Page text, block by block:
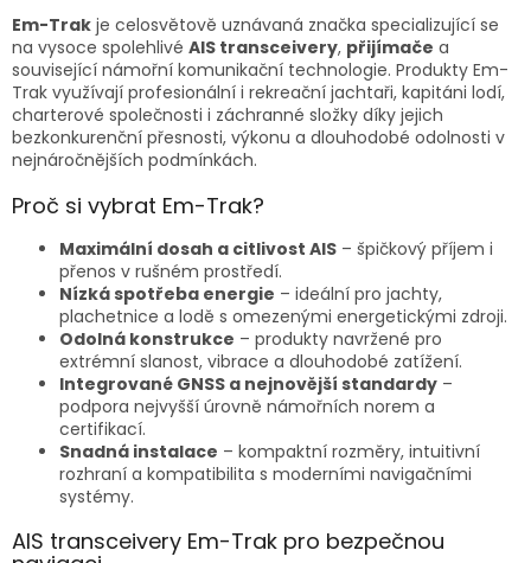
Em-Trak je celosvětově uznávaná značka specializující se
na vysoce spolehlivé AIS transceivery, přijímače a
související námořní komunikační technologie. Produkty Em-
Trak využívají profesionální i rekreační jachtaři, kapitáni lodí,
charterové společnosti i záchranné složky díky jejich
bezkonkurenční přesnosti, výkonu a dlouhodobé odolnosti v
nejnáročnějších podmínkách.
Proč si vybrat Em-Trak?
Maximální dosah a citlivost AIS – špičkový příjem i
přenos v rušném prostředí.
Nízká spotřeba energie – ideální pro jachty,
plachetnice a lodě s omezenými energetickými zdroji.
Odolná konstrukce – produkty navržené pro
extrémní slanost, vibrace a dlouhodobé zatížení.
Integrované GNSS a nejnovější standardy –
podpora nejvyšší úrovně námořních norem a
certifikací.
Snadná instalace – kompaktní rozměry, intuitivní
rozhraní a kompatibilita s moderními navigačními
systémy.
AIS transceivery Em-Trak pro bezpečnou